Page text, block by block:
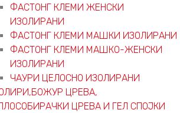
ФАСТОНГ КЛЕМИ ЖЕНСКИ
ИЗОЛИРАНИ
ФАСТОНГ КЛЕМИ МАШКИ ИЗОЛИРАНИ
ФАСТОНГ КЛЕМИ МАШКO-ЖЕНСКИ
ИЗОЛИРАНИ
ЧАУРИ ЦЕЛОСНО ИЗОЛИРАНИ
ЦРЕВА,
ЦРЕВА И ГЕЛ СПОЈКИ